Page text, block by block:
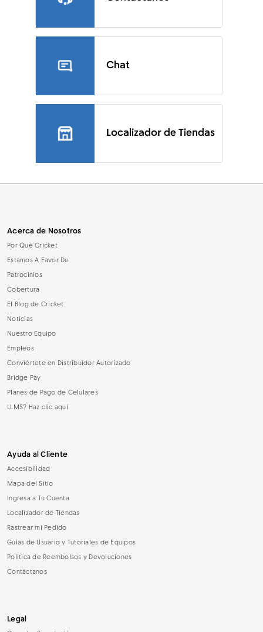
Chat
Localizador de Tiendas
Acerca de Nosotros
Por Qué Cricket
Estamos A Favor De
Patrocinios
Cobertura
El Blog de Cricket
Noticias
Nuestro Equipo
Empleos
Conviértete en Distribuidor Autorizado
Bridge Pay
Planes de Pago de Celulares
LLMS? Haz clic aquí
Ayuda al Cliente
Accesibilidad
Mapa del Sitio
Ingresa a Tu Cuenta
Localizador de Tiendas
Rastrear mi Pedido
Guías de Usuario y Tutoriales de Equipos
Política de Reembolsos y Devoluciones
Contáctanos
Legal